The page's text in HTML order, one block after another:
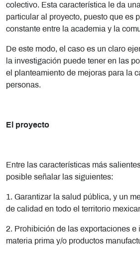
colectivo. Esta característica le da
particular al proyecto, puesto que es
constante entre la academia y la
De este modo, el caso es un claro
la investigación puede tener en las
el planteamiento de mejoras para la
personas.
El proyecto
Entre las características más
posible señalar las siguientes:
1. Garantizar la salud pública, y un
de calidad en todo el territorio
2. Prohibición de las exportaciones e
materia prima y/o productos